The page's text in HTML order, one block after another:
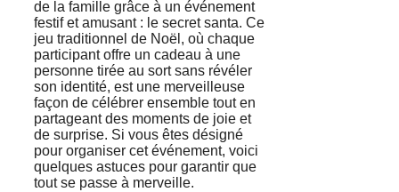
de la famille grâce à un événement
festif et amusant : le secret santa. Ce
jeu traditionnel de Noël, où chaque
participant offre un cadeau à une
personne tirée au sort sans révéler
son identité, est une merveilleuse
façon de célébrer ensemble tout en
partageant des moments de joie et
de surprise. Si vous êtes désigné
pour organiser cet événement, voici
quelques astuces pour garantir que
tout se passe à merveille.